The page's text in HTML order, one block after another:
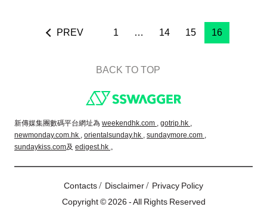
PREV 1 … 14 15 16
BACK TO TOP
新傳媒集團數碼平台網址為 weekendhk.com , gotrip.hk ,
newmonday.com.hk , orientalsunday.hk , sundaymore.com ,
sundaykiss.com及 edigest.hk 。
Contacts/ Disclaimer/ Privacy Policy
Copyright © 2026 - All Rights Reserved